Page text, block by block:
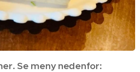
Se meny nedenfor: